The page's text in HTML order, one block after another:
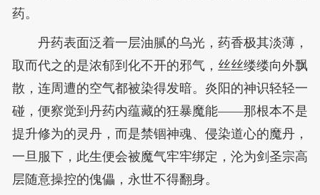
药。
丹药表面泛着一层油腻的乌光，药香极其淡薄，
取而代之的是浓郁到化不开的邪气，丝丝缕缕向外飘
散，连周遭的空气都被染得发暗。炎阳的神识轻轻一
碰，便察觉到丹药内蕴藏的狂暴魔能——那根本不是
提升修为的灵丹，而是禁锢神魂、侵染道心的魔丹，
一旦服下，此生便会被魔气牢牢绑定，沦为剑圣宗高
层随意操控的傀儡，永世不得翻身。